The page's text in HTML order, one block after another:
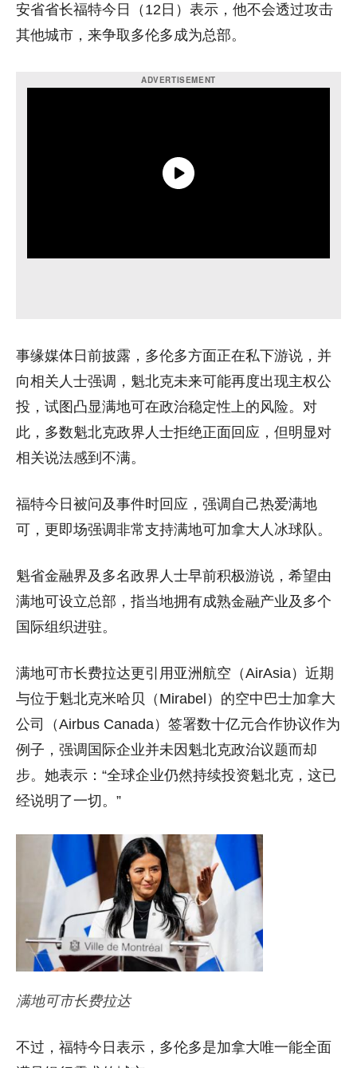
安省省长福特今日（12日）表示，他不会透过攻击
其他城市，来争取多伦多成为总部。
事缘媒体日前披露，多伦多方面正在私下游说，并
向相关人士强调，魁北克未来可能再度出现主权公
投，试图凸显满地可在政治稳定性上的风险。对
此，多数魁北克政界人士拒绝正面回应，但明显对
相关说法感到不满。
福特今日被问及事件时回应，强调自己热爱满地
可，更即场强调非常支持满地可加拿大人冰球队。
魁省金融界及多名政界人士早前积极游说，希望由
满地可设立总部，指当地拥有成熟金融产业及多个
国际组织进驻。
满地可市长费拉达更引用亚洲航空（AirAsia）近期
与位于魁北克米哈贝（Mirabel）的空中巴士加拿大
公司（Airbus Canada）签署数十亿元合作协议作为
例子，强调国际企业并未因魁北克政治议题而却
步。她表示：“全球企业仍然持续投资魁北克，这已
经说明了一切。”
满地可市长费拉达
不过，福特今日表示，多伦多是加拿大唯一能全面